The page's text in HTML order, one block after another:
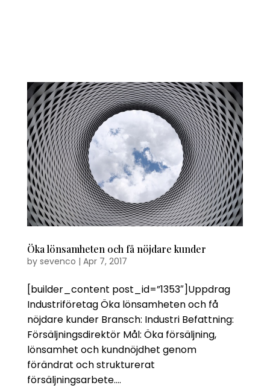
Öka lönsamheten och få nöjdare kunder
by sevenco | Apr 7, 2017
[builder_content post_id=”1353″]Uppdrag
Industriföretag Öka lönsamheten och få
nöjdare kunder Bransch: Industri Befattning:
Försäljningsdirektör Mål: Öka försäljning,
lönsamhet och kundnöjdhet genom
förändrat och strukturerat
försäljningsarbete....